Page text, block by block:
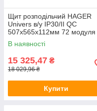
Щит розподільчий HAGER
Univers в/у IP30/II QC
507x565x112мм 72 модуля
В наявності
15 325,47 ₴
18 029,96 ₴
Купити